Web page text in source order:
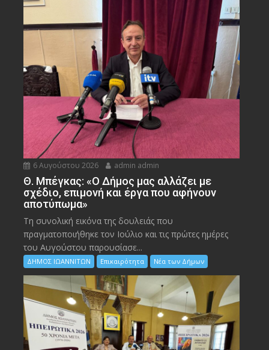
6 Αυγούστου 2026 admin admin
Θ. Μπέγκας: «Ο Δήμος μας αλλάζει με
σχέδιο, επιμονή και έργα που αφήνουν
αποτύπωμα»
Τη συνολική εικόνα της δουλειάς που
πραγματοποιήθηκε τον Ιούλιο και τις πρώτες ημέρες
του Αυγούστου παρουσίασε...
ΔΗΜΟΣ ΙΩΑΝΝΙΤΩΝ Επικαιρότητα Νέα των Δήμων